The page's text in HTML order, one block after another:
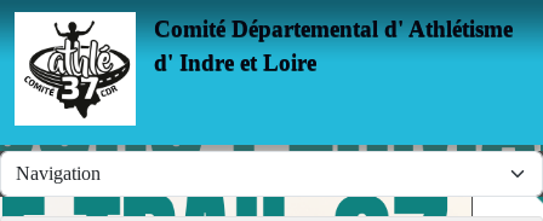
Comité Départemental d' Athlétisme
d' Indre et Loire
Panneau de gestion des cookies